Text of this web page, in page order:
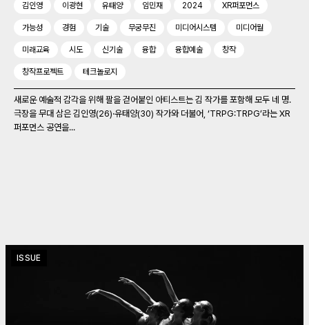
김인영 이광현 유태양 임민재 2024 XR퍼포먼스
가능성 경험 기술 무궁무진 미디어시스템 미디어월
미래교육 시도 신기술 융합 융합예술 창작
창작프로젝트 테크놀로지
새로운 예술적 감각을 위해 팔을 걷어붙인 아티스트는 김 작가를 포함해 모두 네 명.
극장을 무대 삼은 김인영(26)‧유태양(30) 작가와 더불어, ‘TRPG:TRPG’라는 XR
퍼포먼스 공연을...
ISSUE